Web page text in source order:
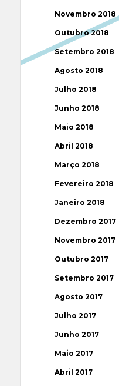
Novembro 2018
Outubro 2018
Setembro 2018
Agosto 2018
Julho 2018
Junho 2018
Maio 2018
Abril 2018
Março 2018
Fevereiro 2018
Janeiro 2018
Dezembro 2017
Novembro 2017
Outubro 2017
Setembro 2017
Agosto 2017
Julho 2017
Junho 2017
Maio 2017
Abril 2017